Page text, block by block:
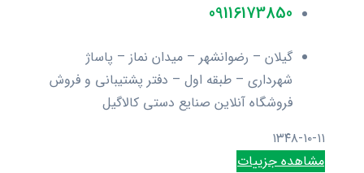
09116173850
گيلان – رضوانشهر – میدان نماز – پاساژ
شهرداری – طبقه اول – دفتر پشتیبانی و فروش
فروشگاه آنلاین صنایع دستی کالاگیل
۱۳۴۸-۱۰-۱۱
مشاهده جزییات